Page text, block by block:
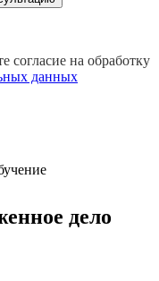
согласие на обработку
данных
дело